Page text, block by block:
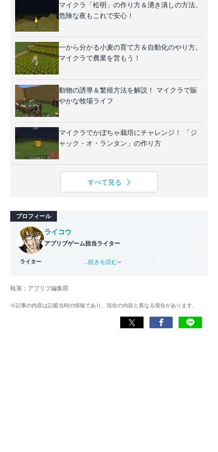
マイクラ「松明」の作り方＆湧き潰しの方法。
危険な夜もこれで安心！
一から分かる小麦の育て方＆自動化のやり方。
マイクラで農業を営もう！
動物の誘導＆繁殖方法を解説！ マイクラで賑
やかな牧場ライフ
マイクラでかぼちゃ栽培にチャレンジ！ 「ジ
ャック・オ・ランタン」の作り方
すべて見る
プロフィール
ライター
ライコウ
アプリブゲーム担当ライター
バンタンゲームアカデミー 出身。「広く深く」をモットー
ゲームだけでも1,000本以上。ゲーム開発者を目指した経験
くして面白さを引き出し、人々に伝えるためゲームライタ
...続きを読む
執筆：アプリブ編集部
※記事の内容は記載当時の情報であり、現在の内容と異なる場合があります。